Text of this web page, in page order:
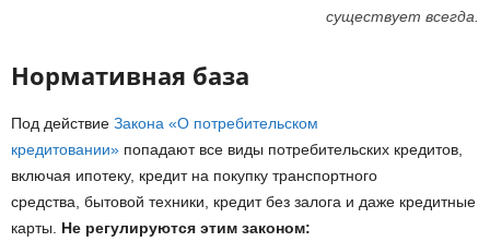
существует всегда.
Нормативная база
Под действие Закона «О потребительском
кредитовании» попадают все виды потребительских кредитов,
включая ипотеку, кредит на покупку транспортного
средства, бытовой техники, кредит без залога и даже кредитные
карты. Не регулируются этим законом: